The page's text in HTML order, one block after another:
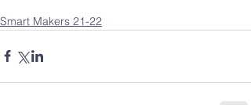
Smart Makers 21-22